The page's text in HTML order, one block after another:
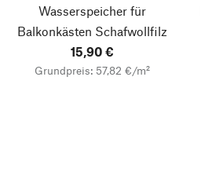
Wasserspeicher für
Balkonkästen Schafwollfilz
15,90 €
Grundpreis: 57,82 €/m²